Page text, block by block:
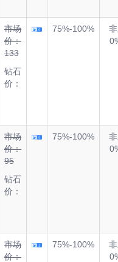
市场
价：
133
钻石
价：
75%-100%
市场
价：
95
钻石
价：
75%-100%
市场
价：
75%-100%